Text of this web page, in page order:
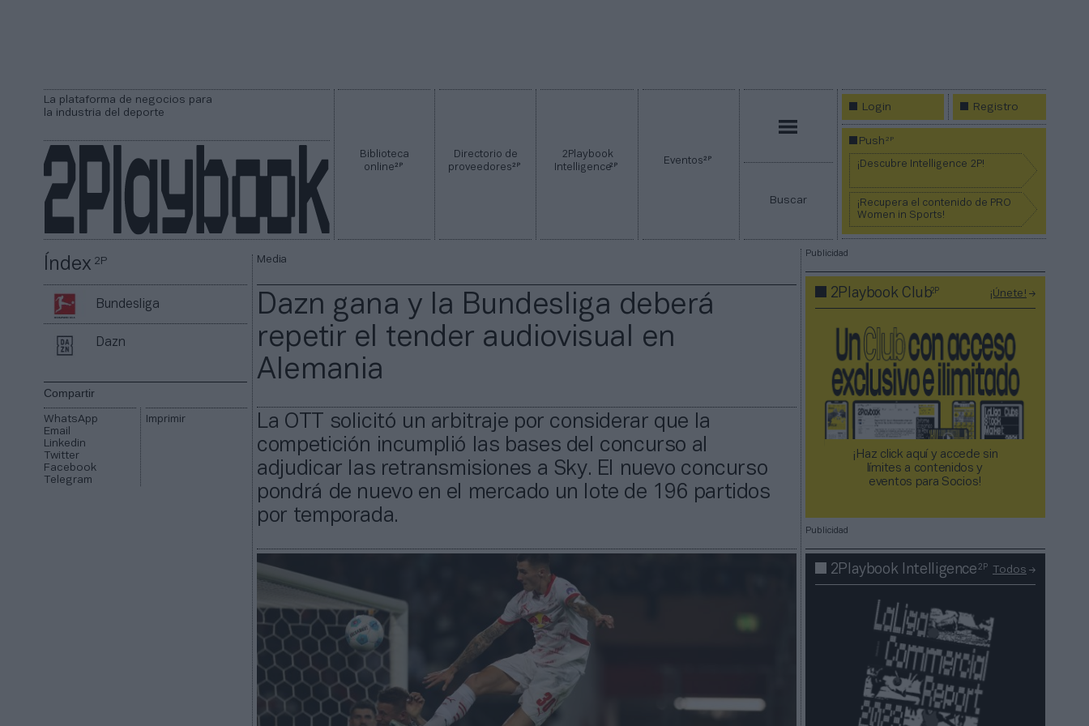
La plataforma de negocios para
la industria del deporte
Biblioteca
online2P
Directorio de
proveedores2P
2Playbook
Intelligence2P Eventos2P
Buscar
Login Registro
Push2P
¡Descubre Intelligence 2P!
¡Recupera el contenido de PRO
Women in Sports!
Índex2P
Bundesliga
Dazn
Compartir
WhatsApp
Email
Linkedin
Twitter
Facebook
Telegram
Imprimir
Media
Dazn gana y la Bundesliga deberá
repetir el tender audiovisual en
Alemania
La OTT solicitó un arbitraje por considerar que la
competición incumplió las bases del concurso al
adjudicar las retransmisiones a Sky. El nuevo concurso
pondrá de nuevo en el mercado un lote de 196 partidos
por temporada.
Publicidad
2Playbook Club2P ¡Únete!
¡Haz click aquí y accede sin
límites a contenidos y
eventos para Socios!​​​​​​​
Publicidad
2Playbook Intelligence2P Todos